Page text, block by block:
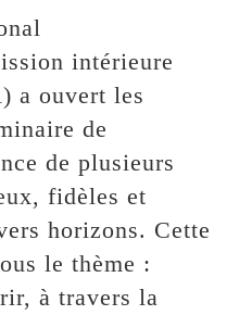
intérieure
a ouvert les
de
de plusieurs
fidèles et
horizons. Cette
le thème :
à travers la